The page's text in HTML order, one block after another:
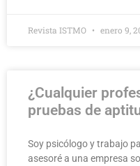
Revista ISTMO enero 9,
¿Cualquier
pruebas de
Soy psicólogo y trabajo
asesoré a una empresa